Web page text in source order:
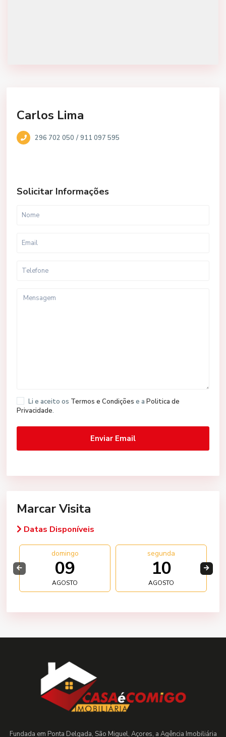
Carlos Lima
296 702 050 /911 097 595
Solicitar Informações
Li e aceito os Termos e Condições e a Politica de
Privacidade.
Marcar Visita
Datas Disponíveis
domingo
09
AGOSTO
segunda
10
AGOSTO
Fundada em Ponta Delgada, São Miguel, Açores, a Agência Imobiliária